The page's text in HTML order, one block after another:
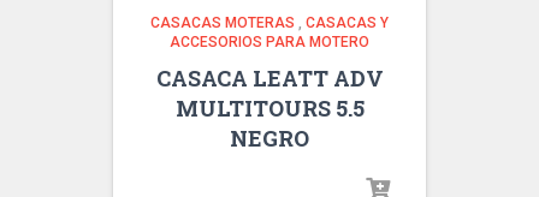
CASACAS MOTERAS , CASACAS Y
ACCESORIOS PARA MOTERO
CASACA LEATT ADV
MULTITOURS 5.5
NEGRO